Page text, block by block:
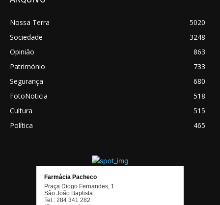
Nossa Terra
5020
Sociedade
3248
Opinião
863
Património
733
Segurança
680
FotoNoticia
518
Cultura
515
Política
465